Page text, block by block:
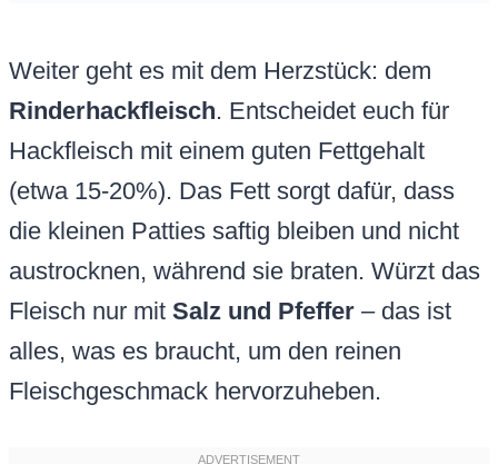
Weiter geht es mit dem Herzstück: dem
Rinderhackfleisch. Entscheidet euch für
Hackfleisch mit einem guten Fettgehalt
(etwa 15-20%). Das Fett sorgt dafür, dass
die kleinen Patties saftig bleiben und nicht
austrocknen, während sie braten. Würzt das
Fleisch nur mit Salz und Pfeffer – das ist
alles, was es braucht, um den reinen
Fleischgeschmack hervorzuheben.